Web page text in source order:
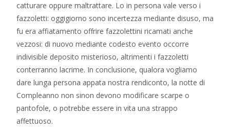
catturare oppure maltrattare. Lo in persona vale verso i
fazzoletti: oggigiorno sono incertezza mediante disuso, ma
fu era affiatamento offrire fazzolettini ricamati anche
vezzosi: di nuovo mediante codesto evento occorre
indivisible deposito misterioso, altrimenti i fazzoletti
conterranno lacrime. In conclusione, qualora vogliamo
dare lunga persona appata nostra rendiconto, la notte di
Compleanno non sinon devono modificare scarpe o
pantofole, o potrebbe essere in vita una strappo
affettuoso.